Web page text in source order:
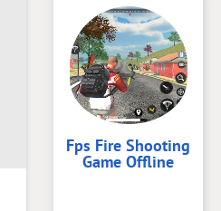
Fps Fire Shooting
Game Offline